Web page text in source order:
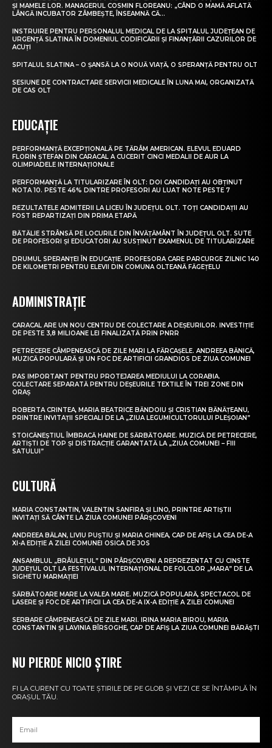
ȘI MAMELE LOR. MANAGERUL COSMIN FLOREANU: „CÂND O MAMĂ AFLATĂ
LÂNGĂ INCUBATOR ZÂMBEȘTE, ÎNSEAMNĂ CĂ...
INSTRUIRE PENTRU PERSONALUL MEDICAL DE LA SPITALUL JUDEȚEAN DE
URGENȚĂ SLATINA ÎN DOMENIUL CODIFICĂRII ȘI FINANȚĂRII CAZURILOR DE
ACUȚI
SPITALUL SLATINA – O ȘANSĂ LA O NOUĂ VIAȚĂ, O SPERANȚĂ PENTRU OLT
SESIUNE DE CONTRACTARE SERVICII MEDICALE ÎN LUNA MAI, ORGANIZATĂ
DE CAS OLT
EDUCAȚIE
PERFORMANȚĂ EXCEPȚIONALĂ PE TĂRÂM AMERICAN. ELEVUL EDUARD
FLORIN ȘTEFAN DIN CARACAL A CUCERIT CINCI MEDALII DE AUR LA
OLIMPIADELE INTERNAȚIONALE
PERFORMANȚĂ LA TITULARIZARE ÎN OLT: DOI CANDIDAȚI AU OBȚINUT
NOTA 10. PESTE 46% DINTRE PROFESORI AU LUAT NOTE PESTE 7
REZULTATELE ADMITERII LA LICEU ÎN JUDEȚUL OLT. TOȚI CANDIDAȚII AU
FOST REPARTIZAȚI DIN PRIMA ETAPĂ
BĂTĂLIE STRÂNSĂ PE LOCURILE DIN ÎNVĂȚĂMÂNT ÎN JUDEȚUL OLT. SUTE
DE PROFESORI ȘI EDUCATORI AU SUSȚINUT EXAMENUL DE TITULARIZARE
DRUMUL SPERANȚEI ÎN EDUCAȚIE. PROFESORA CARE PARCURGE ZILNIC 140
DE KILOMETRI PENTRU ELEVII DIN COMUNA OLTEANĂ FĂGEȚELU
ADMINISTRAȚIE
CARACAL ARE UN NOU CENTRU DE COLECTARE A DEȘEURILOR. INVESTIȚIE
DE PESTE 3,8 MILIOANE LEI FINALIZATĂ PRIN PNRR
PETRECERE CÂMPENEASCĂ DE ZILE MARI LA FĂRCAȘELE. ANDREEA BĂNICĂ,
MUZICĂ POPULARĂ ȘI UN FOC DE ARTIFICII GRANDIOS DE ZIUA COMUNEI
PAS IMPORTANT PENTRU PROTEJAREA MEDIULUI LA CORABIA.
COLECTARE SEPARATĂ PENTRU DEȘEURILE TEXTILE ÎN TREI ZONE DIN
ORAȘ
ROBERTA CRINTEA, MARIA BEATRICE BĂNDOIU ȘI CRISTIAN BĂNĂȚEANU,
PRINTRE INVITAȚII SPECIALI DE LA „ZIUA LEGUMICULTORULUI PLEȘOIAN”
STOICĂNEȘTIUL ÎMBRACĂ HAINE DE SĂRBĂTOARE. MUZICĂ DE PETRECERE,
ARTIȘTI DE TOP ȘI DISTRACȚIE GARANTATĂ LA „ZIUA COMUNEI – FIII
SATULUI”
CULTURĂ
MARIA CONSTANTIN, VALENTIN SANFIRA ȘI LINO, PRINTRE ARTIȘTII
INVITAȚI SĂ CÂNTE LA ZIUA COMUNEI PÂRȘCOVENI
ANDREEA BĂLAN, LIVIU PUȘTIU ȘI MARIA GHINEA, CAP DE AFIȘ LA CEA DE-A
XI-A EDIȚIE A ZILEI COMUNEI OSICA DE JOS
ANSAMBLUL „BRÂULEȚUL” DIN PÂRȘCOVENI A REPREZENTAT CU CINSTE
JUDEȚUL OLT LA FESTIVALUL INTERNAȚIONAL DE FOLCLOR „MARA” DE LA
SIGHETU MARMAȚIEI
SĂRBĂTOARE MARE LA VALEA MARE. MUZICĂ POPULARĂ, SPECTACOL DE
LASERE ȘI FOC DE ARTIFICII LA CEA DE-A IX-A EDIȚIE A ZILEI COMUNEI
SERBARE CÂMPENEASCĂ DE ZILE MARI. IRINA MARIA BIROU, MARIA
CONSTANTIN ȘI LAVINIA BÎRSOGHE, CAP DE AFIȘ LA ZIUA COMUNEI BĂRĂȘTI
NU PIERDE NICIO ȘTIRE
FI LA CURENT CU TOATE ȘTIRILE DE PE GLOB ȘI VEZI CE SE ÎNTÂMPLĂ ÎN
ORAȘUL TĂU.